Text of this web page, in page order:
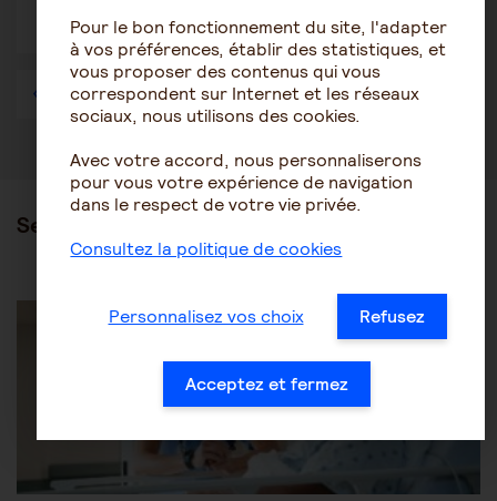
12 1906
1 … 16 17 18 19 20 21 22 … 36
Ses articles
Category:
Pour le bon fonctionnement du site, l'adapter
à vos préférences, établir des statistiques, et
vous proposer des contenus qui vous
correspondent sur Internet et les réseaux
sociaux, nous utilisons des cookies.
Avec votre accord, nous personnaliserons
pour vous votre expérience de navigation
dans le respect de votre vie privée.
Consultez la politique de cookies
Personnalisez vos choix Refusez
Acceptez et fermez